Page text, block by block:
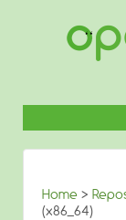
CONTENUTO
Home >
(x86_64)